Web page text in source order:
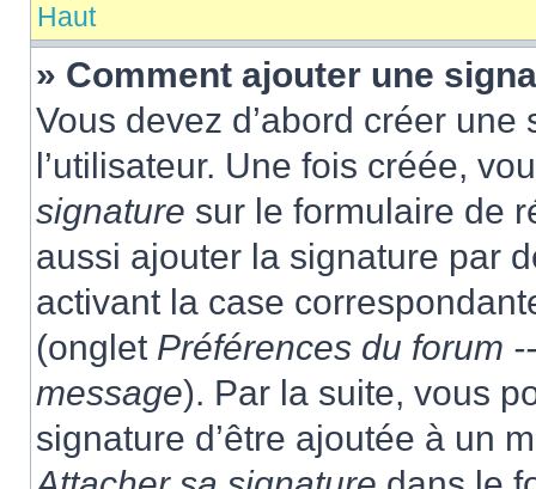
Haut
» Comment ajouter une
Vous devez d’abord créer
l’utilisateur. Une fois créée,
signature sur le formulaire de
aussi ajouter la signature par
activant la case
(onglet Préférences du forum
message). Par la suite, vous
signature d’être ajoutée à un